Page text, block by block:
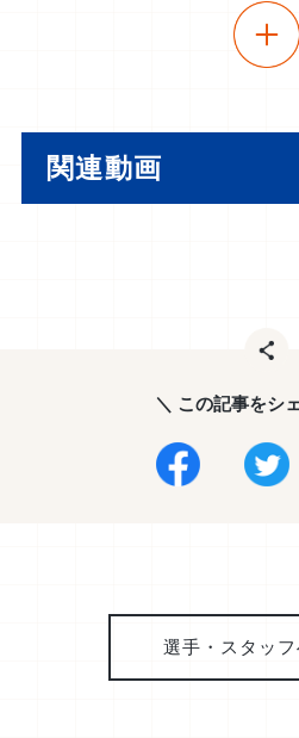
関連動画
＼ この記事をシ
選手・スタッ